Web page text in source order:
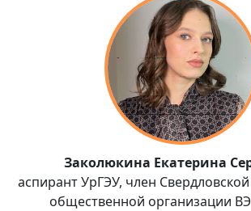
Заколюкина Екатерина
аспирант УрГЭУ, член
общественной организации